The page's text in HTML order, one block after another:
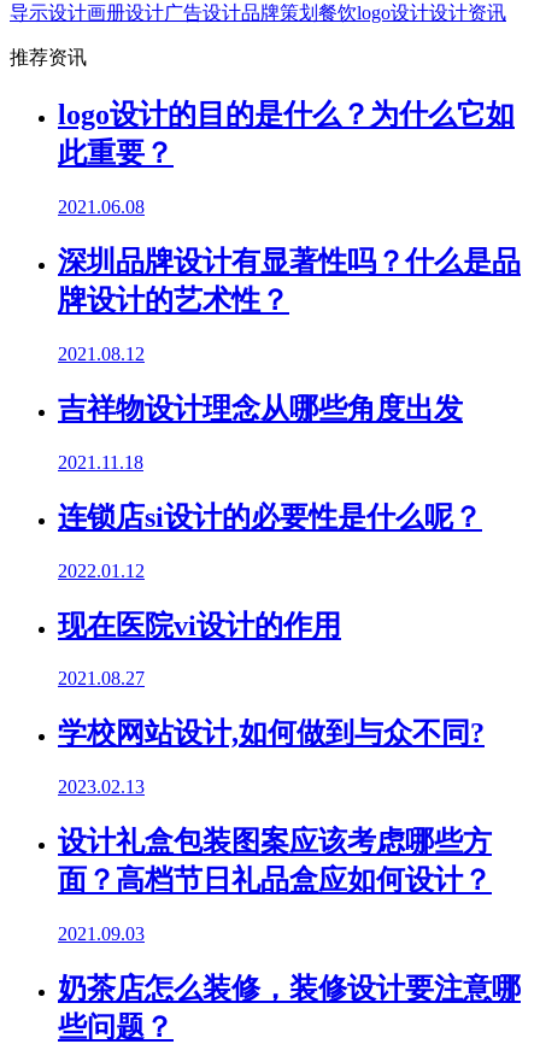
导示设计画册设计广告设计品牌策划 餐饮logo设计设计资讯
推荐资讯
logo设计的目的是什么？为什么它如
此重要？
2021.06.08
深圳品牌设计有显著性吗？什么是品
牌设计的艺术性？
2021.08.12
吉祥物设计理念从哪些角度出发
2021.11.18
连锁店si设计的必要性是什么呢？
2022.01.12
现在医院vi设计的作用
2021.08.27
学校网站设计,如何做到与众不同?
2023.02.13
设计礼盒包装图案应该考虑哪些方
面？高档节日礼品盒应如何设计？
2021.09.03
奶茶店怎么装修，装修设计要注意哪
些问题？